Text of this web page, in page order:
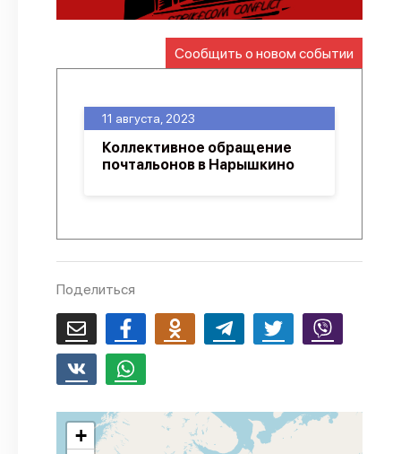
Справочник
API
О проекте
Сообщить о новом событии
11 августа, 2023
Коллективное обращение
почтальонов в Нарышкино
Поделиться
+